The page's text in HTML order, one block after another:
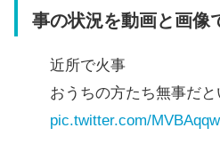
事の状況を動画と画像
近所で火事
おうちの方たち無事だと
pic.twitter.com/